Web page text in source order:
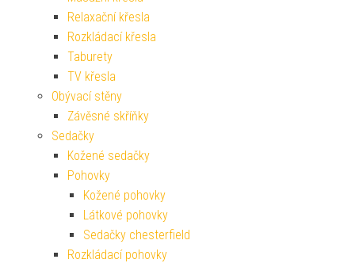
Relaxační křesla
Rozkládací křesla
Taburety
TV křesla
Obývací stěny
Závěsné skříňky
Sedačky
Kožené sedačky
Pohovky
Kožené pohovky
Látkové pohovky
Sedačky chesterfield
Rozkládací pohovky